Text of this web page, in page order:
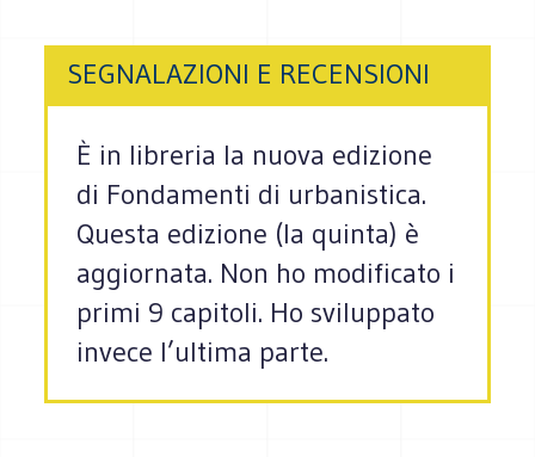
SEGNALAZIONI E RECENSIONI
È in libreria la nuova edizione
di Fondamenti di urbanistica.
Questa edizione (la quinta) è
aggiornata. Non ho modificato i
primi 9 capitoli. Ho sviluppato
invece l’ultima parte.